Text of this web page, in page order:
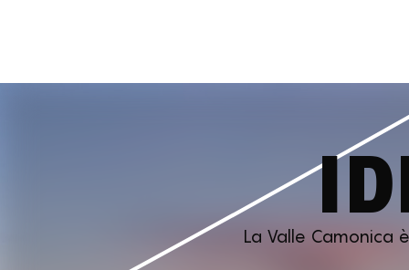
La Valle Camonica